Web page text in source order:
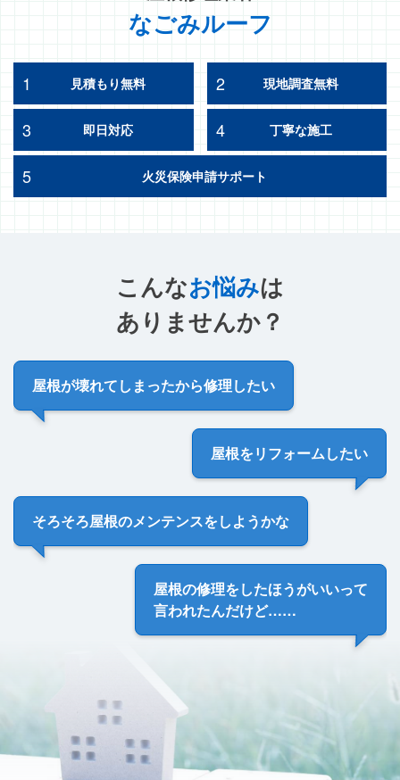
なごみルーフ
1 見積もり無料 2 現地調査無料
3 即日対応 4 丁寧な施工
5 火災保険申請サポート
こんなお悩みは
ありませんか？
屋根が壊れてしまったから修理したい
屋根をリフォームしたい
そろそろ屋根のメンテンスをしようかな
屋根の修理をしたほうがいいって
言われたんだけど……